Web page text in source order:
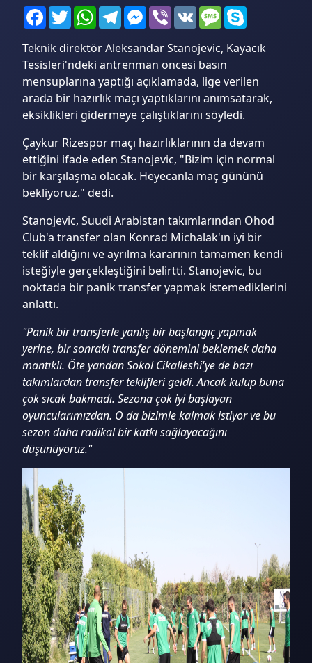
Facebook
TwitterWhatsApp
TelegramMessenger
ViberVK Message
Teknik direktör Aleksandar Stanojevic, Kayacık
Tesisleri'ndeki antrenman öncesi basın
mensuplarına yaptığı açıklamada, lige verilen
arada bir hazırlık maçı yaptıklarını anımsatarak,
eksiklikleri gidermeye çalıştıklarını söyledi.
Çaykur Rizespor maçı hazırlıklarının da devam
ettiğini ifade eden Stanojevic, "Bizim için normal
bir karşılaşma olacak. Heyecanla maç gününü
bekliyoruz." dedi.
Stanojevic, Suudi Arabistan takımlarından Ohod
Club'a transfer olan Konrad Michalak'ın iyi bir
teklif aldığını ve ayrılma kararının tamamen kendi
isteğiyle gerçekleştiğini belirtti. Stanojevic, bu
noktada bir panik transfer yapmak istemediklerini
anlattı.
"Panik bir transferle yanlış bir başlangıç yapmak
yerine, bir sonraki transfer dönemini beklemek daha
mantıklı. Öte yandan Sokol Cikalleshi'ye de bazı
takımlardan transfer teklifleri geldi. Ancak kulüp buna
çok sıcak bakmadı. Sezona çok iyi başlayan
oyuncularımızdan. O da bizimle kalmak istiyor ve bu
sezon daha radikal bir katkı sağlayacağını
düşünüyoruz."